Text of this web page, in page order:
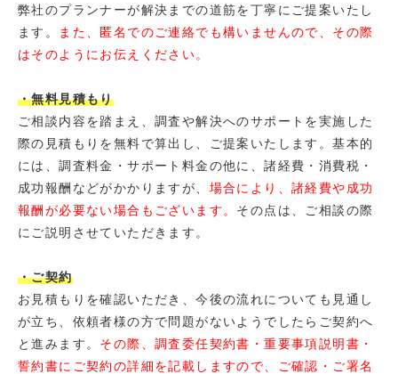
弊社のプランナーが解決までの道筋を丁寧にご提案いたし
ます。
また、匿名でのご連絡でも構いませんので、その際
はそのようにお伝えください。
・無料見積もり
ご相談内容を踏まえ、調査や解決へのサポートを実施した
際の見積もりを無料で算出し、ご提案いたします。基本的
には、調査料金・サポート料金の他に、諸経費・消費税・
成功報酬などがかかりますが、 場合により、諸経費や成功
報酬が必要ない場合もございます。 その点は、ご相談の際
にご説明させていただきます。
・ご契約
お見積もりを確認いただき、今後の流れについても見通し
が立ち、依頼者様の方で問題がないようでしたらご契約へ
と進みます。 その際、調査委任契約書・重要事項説明書・
誓約書にご契約の詳細を記載しますので、ご確認・ご署名